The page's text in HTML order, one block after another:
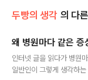
두빵의 생각 의 다
왜 병원마다 같은 증
인터넷 글을 읽다가 병원
일반인이 그렇게 생각하